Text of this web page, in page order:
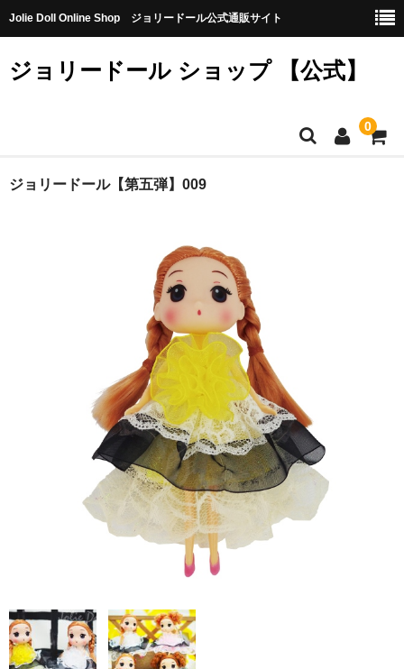
Jolie Doll Online Shop ジョリードール公式通販サイト
ジョリードール ショップ 【公式】
0
HOME
【購入特典】不良品10個（無料）
【第五弾】
【プリンセスシリーズ】
【第三弾】
【第二弾】
PINK
ジョリードール【第五弾】009